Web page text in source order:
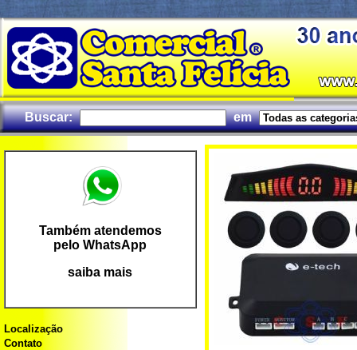
Buscar: em
Também atendemos
pelo WhatsApp
saiba mais
Localização
Contato